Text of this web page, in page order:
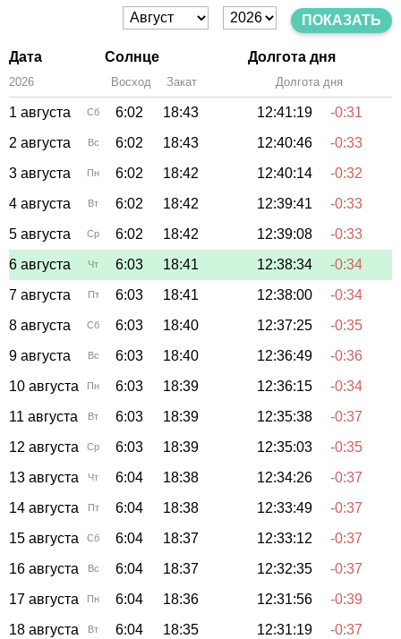
ПОКАЗАТЬ
Дата Солнце Долгота дня
2026 Восход Закат Долгота дня
1 августа Сб 6:02 18:43 12:41:19
-0:31
2 августа
Вс 6:02 18:43 12:40:46
-0:33
3 августа
Пн 6:02 18:42 12:40:14
-0:32
4 августа
Вт 6:02 18:42 12:39:41
-0:33
5 августа
Ср 6:02 18:42 12:39:08
-0:33
6 августа
Чт 6:03 18:41 12:38:34
-0:34
7 августа
Пт 6:03 18:41 12:38:00
-0:34
8 августа
Сб 6:03 18:40 12:37:25
-0:35
9 августа
Вс 6:03 18:40 12:36:49
-0:36
10 августа
Пн 6:03 18:39 12:36:15
-0:34
11 августа
Вт 6:03 18:39 12:35:38
-0:37
12 августа
Ср 6:03 18:39 12:35:03
-0:35
13 августа
Чт 6:04 18:38 12:34:26
-0:37
14 августа
Пт 6:04 18:38 12:33:49
-0:37
15 августа
Сб 6:04 18:37 12:33:12
-0:37
16 августа
Вс 6:04 18:37 12:32:35
-0:37
17 августа
Пн 6:04 18:36 12:31:56
-0:39
18 августа
Вт 6:04 18:35 12:31:19
-0:37